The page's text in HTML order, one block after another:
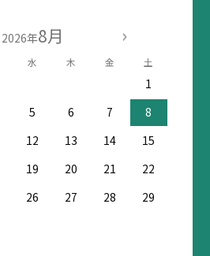
2026年8月
水 木 金 土
1
5 6 7
8
12 13 14
15
19 20 21
22
26 27 28
29